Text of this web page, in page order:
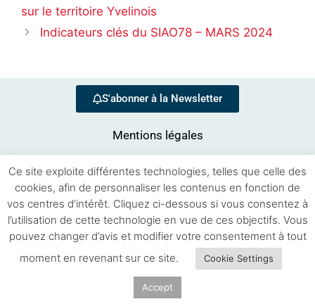
sur le territoire Yvelinois
Indicateurs clés du SIAO78 – MARS 2024
S'abonner à la Newsletter
Mentions légales
Se souvenir de moi
Ce site exploite différentes technologies, telles que celle des
cookies, afin de personnaliser les contenus en fonction de
vos centres d’intérêt. Cliquez ci-dessous si vous consentez à
l’utilisation de cette technologie en vue de ces objectifs. Vous
pouvez changer d’avis et modifier votre consentement à tout
moment en revenant sur ce site.
Cookie Settings
Accept